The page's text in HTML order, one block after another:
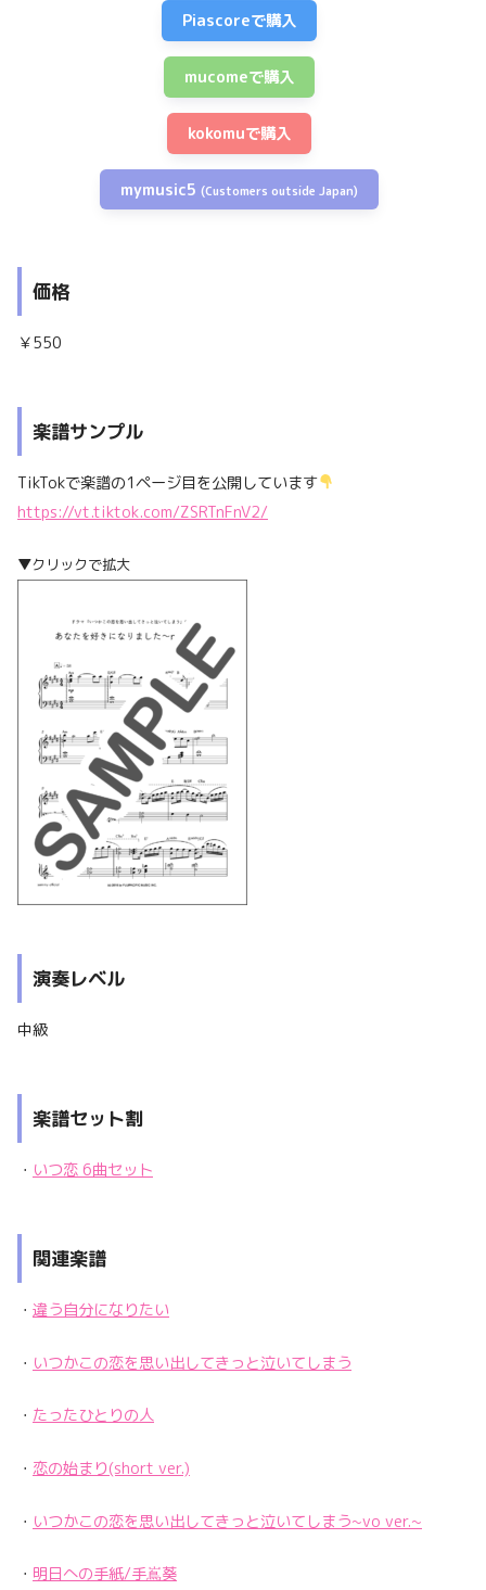
Piascoreで購入
mucomeで購入
kokomuで購入
mymusic5 (Customers outside Japan)
価格
￥550
楽譜サンプル
TikTokで楽譜の1ページ目を公開しています
https://vt.tiktok.com/ZSRTnFnV2/
▼クリックで拡大
演奏レベル
中級
楽譜セット割
・ いつ恋 6曲セット
関連楽譜
・ 違う自分になりたい
・ いつかこの恋を思い出してきっと泣いてしまう
・ たったひとりの人
・ 恋の始まり(short ver.)
・ いつかこの恋を思い出してきっと泣いてしまう~vo ver.~
・ 明日への手紙/手嶌葵